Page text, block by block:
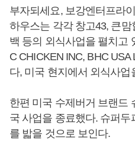
부자되세요, 보강엔터프라
하우스는 각각 창고43, 큰
백 등의 외식사업을 펼치고
C CHICKEN INC, BHC
다, 미국 현지에서 외식사업
한편 미국 수제버거 브랜드
국 사업을 종료했다. 슈퍼
를 밟을 것으로 보인다.